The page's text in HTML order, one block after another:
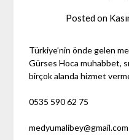
Posted on
Türkiye’nin önde gelen
Gürses Hoca muhabbet,
birçok alanda hizmet
0535 590 62 75
medyumalibey@gmail.com